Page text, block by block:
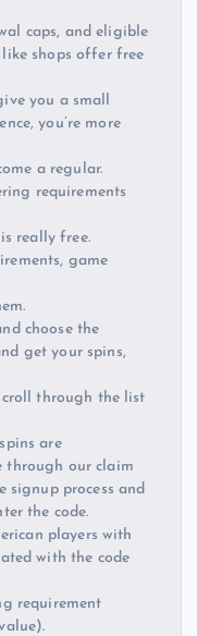
caps, and eligible
shops offer free
you a small
you’re more
a regular.
requirements
really free.
game
choose the
get your spins,
through the list
are
through our claim
signup process and
the code.
players with
with the code
requirement